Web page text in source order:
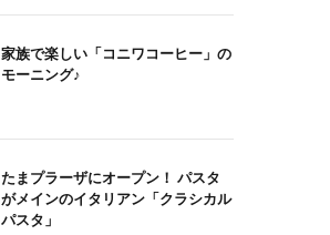
家族で楽しい「コニワコーヒー」の
モーニング♪
たまプラーザにオープン！ パスタ
がメインのイタリアン「クラシカル
パスタ」